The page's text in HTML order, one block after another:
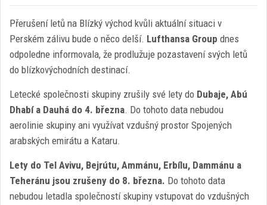
Přerušení letů na Blízký východ kvůli aktuální situaci v
Perském zálivu bude o něco delší. Lufthansa Group dnes
odpoledne informovala, že prodlužuje pozastavení svých letů
do blízkovýchodních destinací.
Letecké společnosti skupiny zrušily své lety do Dubaje, Abú
Dhabí a Dauhá do 4. března. Do tohoto data nebudou
aerolinie skupiny ani využívat vzdušný prostor Spojených
arabských emirátu a Kataru.
Lety do Tel Avivu, Bejrútu, Ammánu, Erbílu, Dammánu a
Teheránu jsou zrušeny do 8. března. Do tohoto data
nebudou letadla společností skupiny vstupovat do vzdušných